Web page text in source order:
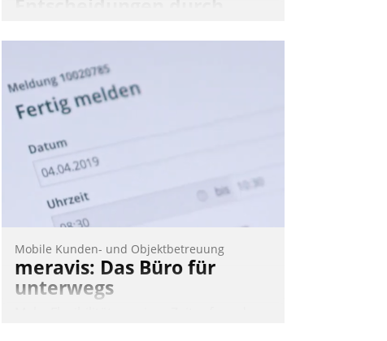
Mieterbefragungen
AktivBo und Datatrain kooperieren –
Immobilienunternehmen profitieren: Die
nahtlose Integration der Lösungen von
automatisiert ausgelöste, zielgerichtete
Mieterbefragungen – eine starke
Grundlage für intelligente, datengestützte
Entscheidungen.
Mobile Kunden- und Objektbetreuung
meravis: Das Büro für
unterwegs